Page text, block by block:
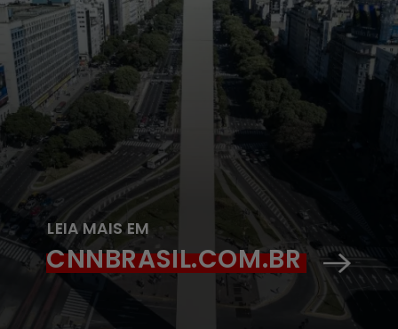
LEIA MAIS EM
CNNBRASIL.COM.BR